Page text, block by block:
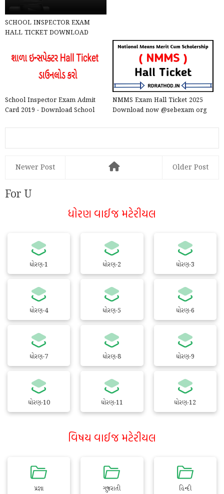
SCHOOL INSPECTOR EXAM
HALL TICKET DOWNLOAD
School Inspector Exam Admit
Card 2019 - Download School
NMMS Exam Hall Ticket 2025
Download now @sebexam org
Newer Post Older Post
For U
ધોરણ વાઈજ મટેરીયલ
ધોરણ-1 ધોરણ-2 ધોરણ-3
ધોરણ-4 ધોરણ-5 ધોરણ-6
ધોરણ-7 ધોરણ-8 ધોરણ-9
ધોરણ-10 ધોરણ-11 ધોરણ-12
વિષય વાઈજ મટેરીયલ
પ્રજ્ઞા ગુજરાતી હિન્દી